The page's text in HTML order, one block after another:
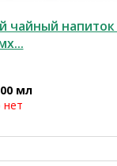
чайный напиток
мл